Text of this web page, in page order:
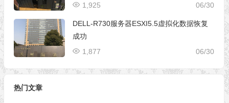
06/30
1,925
DELL-R730服务器ESXI5.5虚拟化数据恢复
成功
06/30
1,877
热门文章